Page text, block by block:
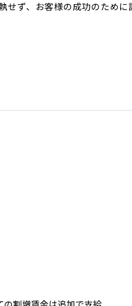
せず、お客様の成功のため